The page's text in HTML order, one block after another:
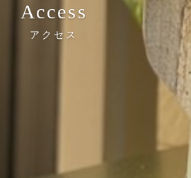
Access
アクセス